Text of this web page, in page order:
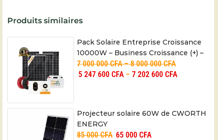
Produits similaires
Pack Solaire Entreprise Croissance
10000W – Business Croissance (+) –
05 ans
7 000 000CFA–8 000 000CFA
5 247 600 CFA– 7 202 600 CFA
Projecteur solaire 60W de CWORTH
ENERGY
85 000CFA 65 000 CFA